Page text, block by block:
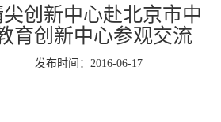
创新中心赴北京市中
育创新中心参观交流
发布时间：2016-06-17